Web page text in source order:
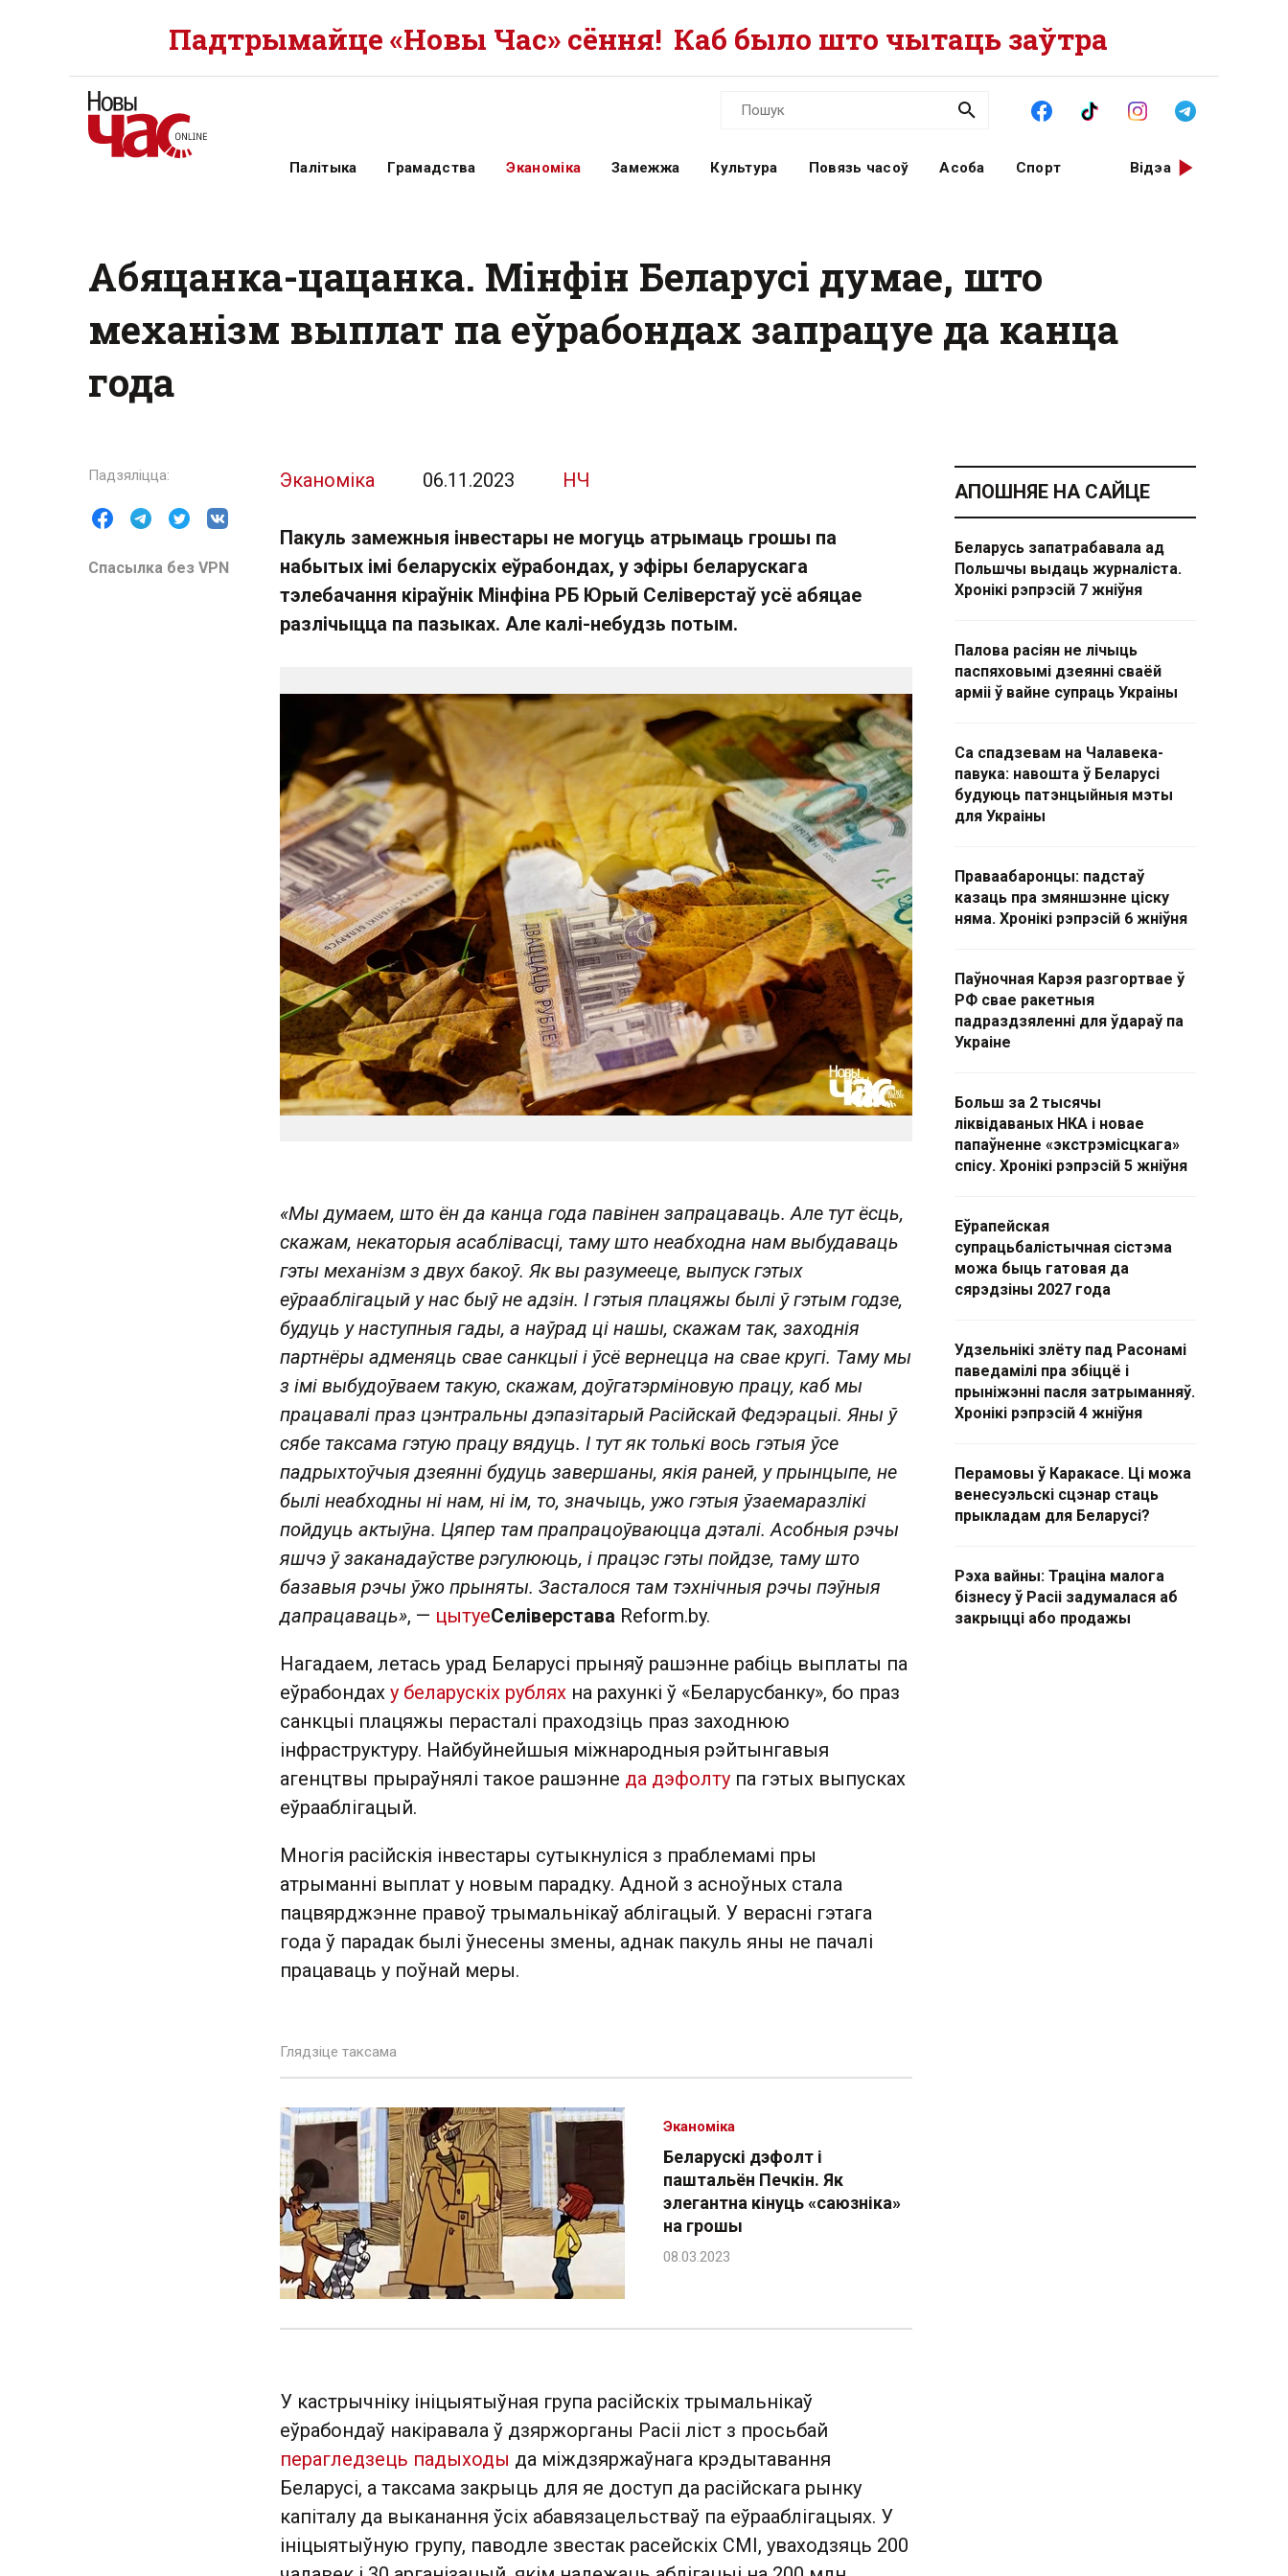
Падтрымайце «Новы Час» сёння! Каб было што чытаць заўтра
Палітыка Грамадства Эканоміка Замежжа Культура Повязь часоў Асоба Спорт Відэа
Абяцанка-цацанка. Мінфін Беларусі думае, што
механізм выплат па еўрабондах запрацуе да канца
года
Спасылка без VPN
Эканоміка 06.11.2023 НЧ
Пакуль замежныя інвестары не могуць атрымаць грошы па
набытых імі беларускіх еўрабондах, у эфіры беларускага
тэлебачання кіраўнік Мінфіна РБ Юрый Селіверстаў усё абяцае
разлічыцца па пазыках. Але калі-небудзь потым.
«Мы думаем, што ён да канца года павінен запрацаваць. Але тут ёсць,
скажам, некаторыя асаблівасці, таму што неабходна нам выбудаваць
гэты механізм з двух бакоў. Як вы разумееце, выпуск гэтых
еўрааблігацый у нас быў не адзін. І гэтыя плацяжы былі ў гэтым годзе,
будуць у наступныя гады, а наўрад ці нашы, скажам так, заходнія
партнёры адменяць свае санкцыі і ўсё вернецца на свае кругі. Таму мы
з імі выбудоўваем такую, скажам, доўгатэрміновую працу, каб мы
працавалі праз цэнтральны дэпазітарый Расійскай Федэрацыі. Яны ў
сябе таксама гэтую працу вядуць. І тут як толькі вось гэтыя ўсе
падрыхтоўчыя дзеянні будуць завершаны, якія раней, у прынцыпе, не
былі неабходны ні нам, ні ім, то, значыць, ужо гэтыя ўзаемаразлікі
пойдуць актыўна. Цяпер там прапрацоўваюцца дэталі. Асобныя рэчы
яшчэ ў заканадаўстве рэгулююць, і працэс гэты пойдзе, таму што
базавыя рэчы ўжо прыняты. Засталося там тэхнічныя рэчы пэўныя
дапрацаваць», — цытуеСеліверстава Reform.by.
Нагадаем, летась урад Беларусі прыняў рашэнне рабіць выплаты па
еўрабондах у беларускіх рублях на рахункі ў «Беларусбанку», бо праз
санкцыі плацяжы перасталі праходзіць праз заходнюю
інфраструктуру. Найбуйнейшыя міжнародныя рэйтынгавыя
агенцтвы прыраўнялі такое рашэнне да дэфолту па гэтых выпусках
еўрааблігацый.
Многія расійскія інвестары сутыкнуліся з праблемамі пры
атрыманні выплат у новым парадку. Адной з асноўных стала
пацвярджэнне правоў трымальнікаў аблігацый. У верасні гэтага
года ў парадак былі ўнесены змены, аднак пакуль яны не пачалі
працаваць у поўнай меры.
Глядзіце таксама
Беларускі дэфолт і
паштальён Печкін. Як
элегантна кінуць «саюзніка»
на грошы
Эканоміка
У кастрычніку ініцыятыўная група расійскіх трымальнікаў
еўрабондаў накіравала ў дзяржорганы Расіі ліст з просьбай
перагледзець падыходы да міждзяржаўнага крэдытавання
Беларусі, а таксама закрыць для яе доступ да расійскага рынку
капіталу да выканання ўсіх абавязацельстваў па еўрааблігацыях. У
ініцыятыўную групу, паводле звестак расейскіх СМІ, уваходзяць 200
АПОШНЯЕ НА САЙЦЕ
Беларусь запатрабавала ад
Польшчы выдаць журналіста.
Хронікі рэпрэсій 7 жніўня
Палова расіян не лічыць
паспяховымі дзеянні сваёй
арміі ў вайне супраць Украіны
Са спадзевам на Чалавека-
павука: навошта ў Беларусі
будуюць патэнцыйныя мэты
для Украіны
Праваабаронцы: падстаў
казаць пра змяншэнне ціску
няма. Хронікі рэпрэсій 6 жніўня
Паўночная Карэя разгортвае ў
РФ свае ракетныя
падраздзяленні для ўдараў па
Украіне
Больш за 2 тысячы
ліквідаваных НКА і новае
папаўненне «экстрэмісцкага»
спісу. Хронікі рэпрэсій 5 жніўня
Еўрапейская
супрацьбалістычная сістэма
можа быць гатовая да
сярэдзіны 2027 года
Удзельнікі злёту пад Расонамі
паведамілі пра збіццё і
прыніжэнні пасля затрыманняў.
Хронікі рэпрэсій 4 жніўня
Перамовы ў Каракасе. Ці можа
венесуэльскі сцэнар стаць
прыкладам для Беларусі?
Рэха вайны: Траціна малога
бізнесу ў Расіі задумалася аб
закрыцці або продажы